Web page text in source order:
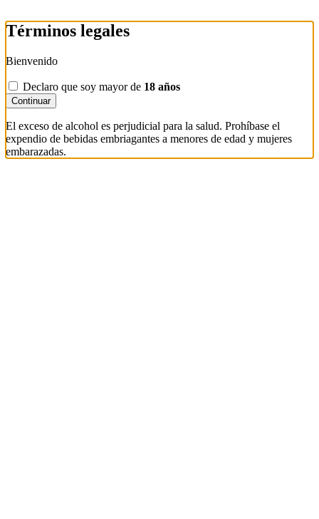
Términos legales
Bienvenido
Declaro que soy mayor de 18 años
Continuar
El exceso de alcohol es perjudicial para la salud. Prohíbase el
expendio de bebidas embriagantes a menores de edad y mujeres
embarazadas.